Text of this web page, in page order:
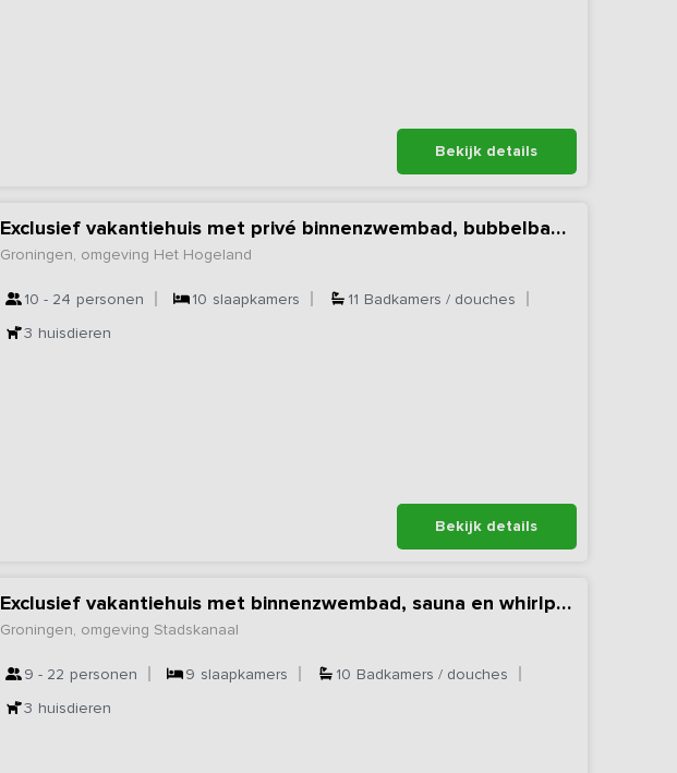
Bekijk details
Exclusief vakantiehuis met privé binnenzwembad, bubbelbad & sauna
Groningen, omgeving Het Hogeland
10 - 24 personen 10 slaapkamers 11 Badkamers / douches
3 huisdieren
Bekijk details
Exclusief vakantiehuis met binnenzwembad, sauna en whirlpool
Groningen, omgeving Stadskanaal
9 - 22 personen 9 slaapkamers 10 Badkamers / douches
3 huisdieren